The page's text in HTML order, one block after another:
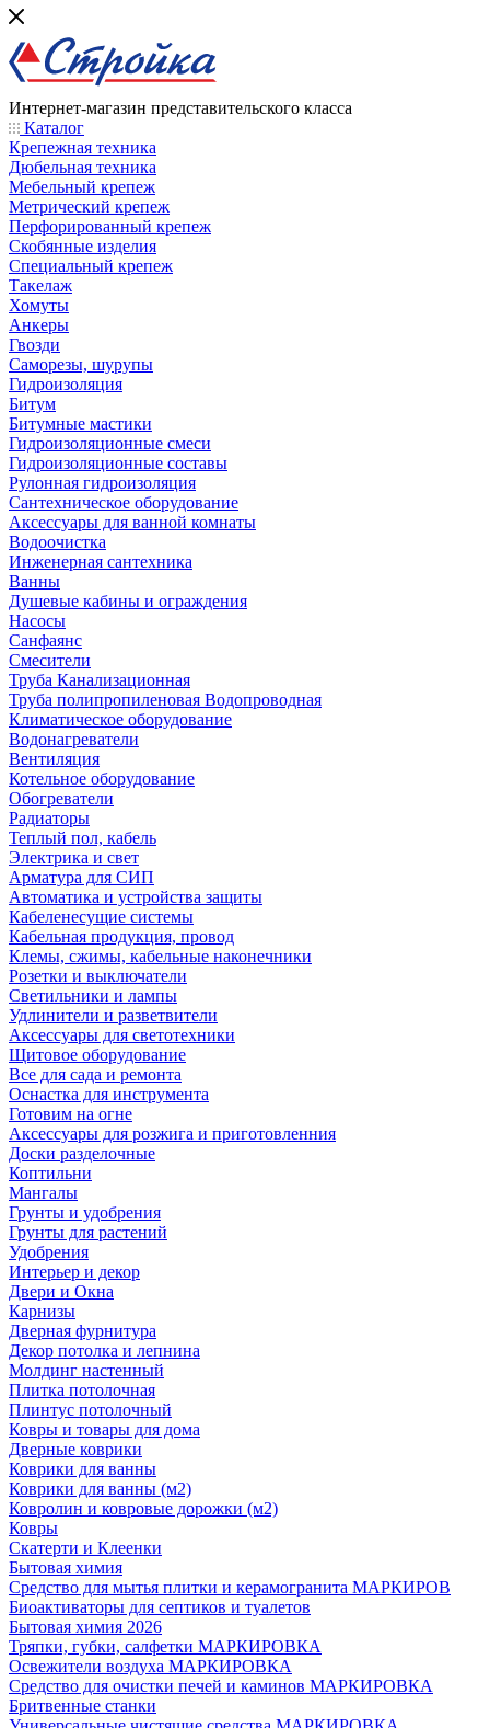
Интернет-магазин представительского класса
Каталог
Крепежная техника
Дюбельная техника
Мебельный крепеж
Метрический крепеж
Перфорированный крепеж
Скобянные изделия
Специальный крепеж
Такелаж
Хомуты
Анкеры
Гвозди
Саморезы, шурупы
Гидроизоляция
Битум
Битумные мастики
Гидроизоляционные смеси
Гидроизоляционные составы
Рулонная гидроизоляция
Сантехническое оборудование
Аксессуары для ванной комнаты
Водоочистка
Инженерная сантехника
Ванны
Душевые кабины и ограждения
Насосы
Санфаянс
Смесители
Труба Канализационная
Труба полипропиленовая Водопроводная
Климатическое оборудование
Водонагреватели
Вентиляция
Котельное оборудование
Обогреватели
Радиаторы
Теплый пол, кабель
Электрика и свет
Арматура для СИП
Автоматика и устройства защиты
Кабеленесущие системы
Кабельная продукция, провод
Клемы, сжимы, кабельные наконечники
Розетки и выключатели
Светильники и лампы
Удлинители и разветвители
Аксессуары для светотехники
Щитовое оборудование
Все для сада и ремонта
Оснастка для инструмента
Готовим на огне
Аксессуары для розжига и приготовленния
Доски разделочные
Коптильни
Мангалы
Грунты и удобрения
Грунты для растений
Удобрения
Интерьер и декор
Двери и Окна
Карнизы
Дверная фурнитура
Декор потолка и лепнина
Молдинг настенный
Плитка потолочная
Плинтус потолочный
Ковры и товары для дома
Дверные коврики
Коврики для ванны
Коврики для ванны (м2)
Ковролин и ковровые дорожки (м2)
Ковры
Скатерти и Клеенки
Бытовая химия
Средство для мытья плитки и керамогранита МАРКИРОВ
Биоактиваторы для септиков и туалетов
Бытовая химия 2026
Тряпки, губки, салфетки МАРКИРОВКА
Освежители воздуха МАРКИРОВКА
Средство для очистки печей и каминов МАРКИРОВКА
Бритвенные станки